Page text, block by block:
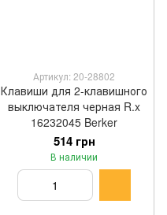
Артикул: 20-28802
Клавиши для 2-клавишного
выключателя черная R.x
16232045 Berker
514 грн
В наличии